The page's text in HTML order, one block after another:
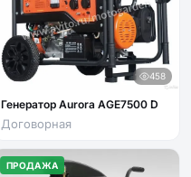
458
Генератор Aurora AGE7500 D
Договорная
ПРОДАЖА